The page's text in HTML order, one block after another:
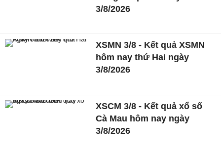
3/8/2026
XSMN 3/8 - Kết quả XSMN
hôm nay thứ Hai ngày
3/8/2026
XSCM 3/8 - Kết quả xổ số
Cà Mau hôm nay ngày
3/8/2026